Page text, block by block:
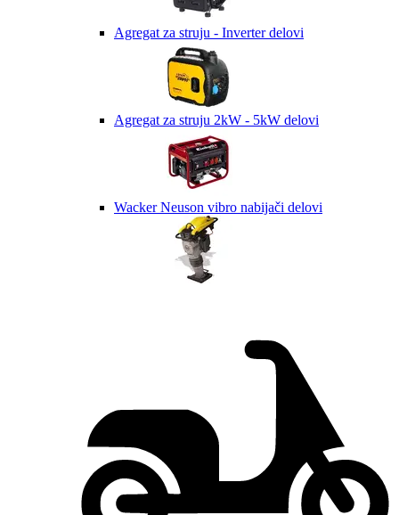
Agregat za struju - Inverter delovi
Agregat za struju 2kW - 5kW delovi
Wacker Neuson vibro nabijači delovi